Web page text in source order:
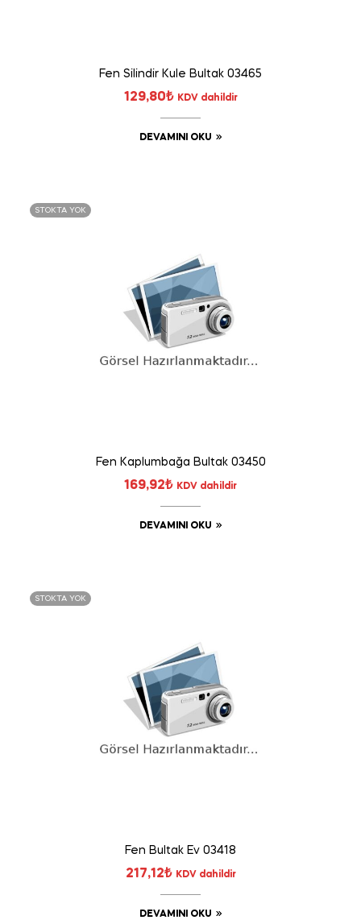
Fen Silindir Kule Bultak 03465
129,80₺ KDV dahildir
DEVAMINI OKU
STOKTA YOK
Fen Kaplumbağa Bultak 03450
169,92₺ KDV dahildir
DEVAMINI OKU
STOKTA YOK
Fen Bultak Ev 03418
217,12₺ KDV dahildir
DEVAMINI OKU